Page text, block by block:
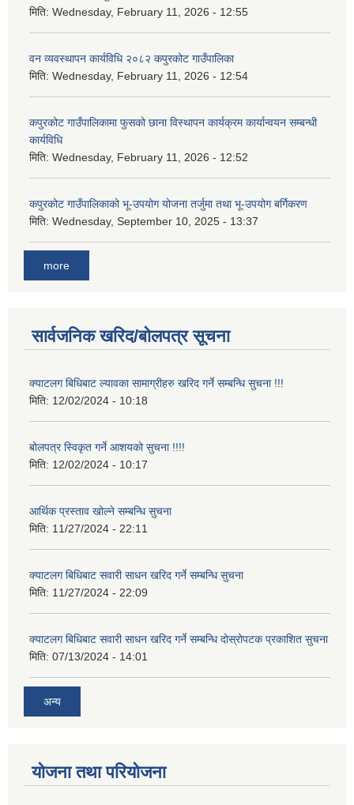
मिति: Wednesday, February 11, 2026 - 12:55
वन व्यवस्थापन कार्यविधि २०८२ कपुरकोट गाउँपालिका
मिति: Wednesday, February 11, 2026 - 12:54
कपुरकोट गाउँपालिकामा फुसको छाना विस्थापन कार्यक्रम कार्यान्वयन सम्बन्धी
कार्यविधि
मिति: Wednesday, February 11, 2026 - 12:52
कपुरकोट गाउँपालिकाको भू-उपयोग योजना तर्जुमा तथा भू-उपयोग बर्गिकरण
मिति: Wednesday, September 10, 2025 - 13:37
more
सार्वजनिक खरिद/बोलपत्र सूचना
क्याटलग बिधिबाट ल्यावका सामाग्रीहरु खरिद गर्ने सम्बन्धि सुचना !!!
मिति: 12/02/2024 - 10:18
बोलपत्र स्विकृत गर्ने आशयको सुचना !!!!
मिति: 12/02/2024 - 10:17
आर्थिक प्रस्ताव खोल्ने सम्बन्धि सुचना
मिति: 11/27/2024 - 22:11
क्याटलग बिधिबाट सवारी साधन खरिद गर्ने सम्बन्धि सुचना
मिति: 11/27/2024 - 22:09
क्याटलग बिधिबाट सवारी साधन खरिद गर्ने सम्बन्धि दोस्रोपटक प्रकाशित सुचना
मिति: 07/13/2024 - 14:01
अन्य
योजना तथा परियोजना